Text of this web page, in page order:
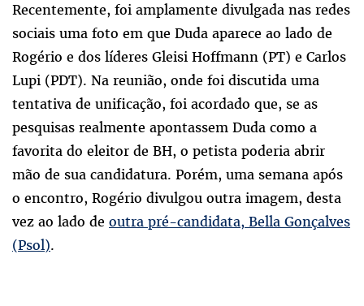
Recentemente, foi amplamente divulgada nas redes
sociais uma foto em que Duda aparece ao lado de
Rogério e dos líderes Gleisi Hoffmann (PT) e Carlos
Lupi (PDT). Na reunião, onde foi discutida uma
tentativa de unificação, foi acordado que, se as
pesquisas realmente apontassem Duda como a
favorita do eleitor de BH, o petista poderia abrir
mão de sua candidatura. Porém, uma semana após
o encontro, Rogério divulgou outra imagem, desta
vez ao lado de outra pré-candidata, Bella Gonçalves
(Psol).